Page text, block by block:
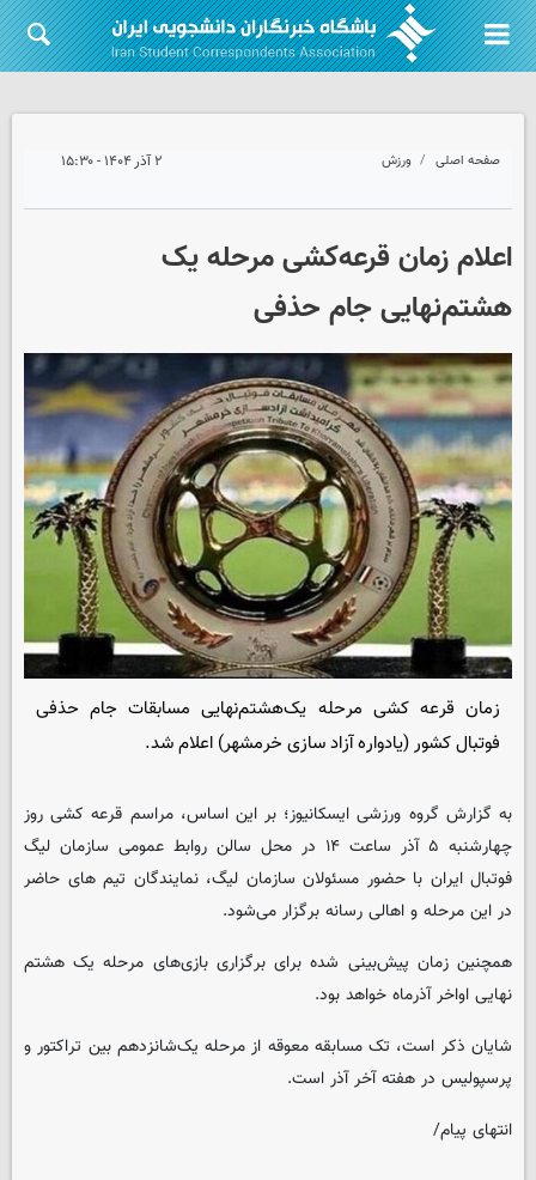
صفحه اصلی ورزش ۲ آذر ۱۴۰۴ - ۱۵:۳۰
اعلام زمان قرعه‌کشی مرحله یک
هشتم‌نهایی جام حذفی
زمان قرعه کشی مرحله یک‌هشتم‌نهایی مسابقات جام حذفی
فوتبال کشور (یادواره آزاد سازی خرمشهر) اعلام شد.
به گزارش گروه ورزشی ایسکانیوز؛ بر این اساس، مراسم قرعه کشی روز
چهارشنبه ۵ آذر ساعت ۱۴ در محل سالن روابط عمومی سازمان لیگ
فوتبال ایران با حضور مسئولان سازمان لیگ، نمایندگان تیم های حاضر
در این مرحله و اهالی رسانه برگزار می‌شود.
همچنین زمان پیش‌بینی شده برای برگزاری بازی‌های مرحله یک هشتم
نهایی اواخر آذرماه خواهد بود.
شایان ذکر است، تک مسابقه معوقه از مرحله یک‌شانزدهم بین تراکتور و
پرسپولیس در هفته آخر آذر است.
انتهای پیام/